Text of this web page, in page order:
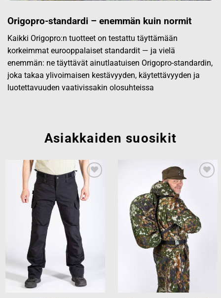
Origopro-standardi – enemmän kuin normit
Kaikki Origopro:n tuotteet on testattu täyttämään
korkeimmat eurooppalaiset standardit — ja vielä
enemmän: ne täyttävät ainutlaatuisen Origopro-standardin,
joka takaa ylivoimaisen kestävyyden, käytettävyyden ja
luotettavuuden vaativissakin olosuhteissa
Asiakkaiden suosikit
Add to
wishlist